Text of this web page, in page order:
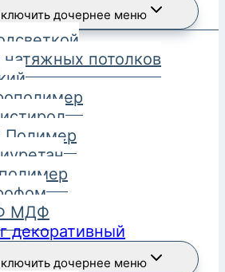
дочернее меню
натяжных потолков
Полимер
МДФ
декоративный
дочернее меню